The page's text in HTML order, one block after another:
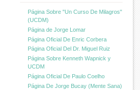
Página Sobre "Un Curso De Milagros"
(UCDM)
Página de Jorge Lomar
Página Oficial De Enric Corbera
Página Oficial Del Dr. Miguel Ruiz
Página Sobre Kenneth Wapnick y
UCDM
Página Oficial De Paulo Coelho
Página De Jorge Bucay (Mente Sana)